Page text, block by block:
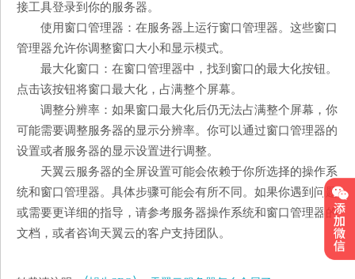
接工具登录到你的服务器。
使用窗口管理器：在服务器上运行窗口管理器。这些窗口
管理器允许你调整窗口大小和显示模式。
最大化窗口：在窗口管理器中，找到窗口的最大化按钮。
点击该按钮将窗口最大化，占满整个屏幕。
调整分辨率：如果窗口最大化后仍无法占满整个屏幕，你
可能需要调整服务器的显示分辨率。你可以通过窗口管理器的
设置或者服务器的显示设置进行调整。
天翼云服务器的全屏设置可能会依赖于你所选择的操作系
统和窗口管理器。具体步骤可能会有所不同。如果你遇到问题
或需要更详细的指导，请参考服务器操作系统和窗口管理器的
文档，或者咨询天翼云的客户支持团队。